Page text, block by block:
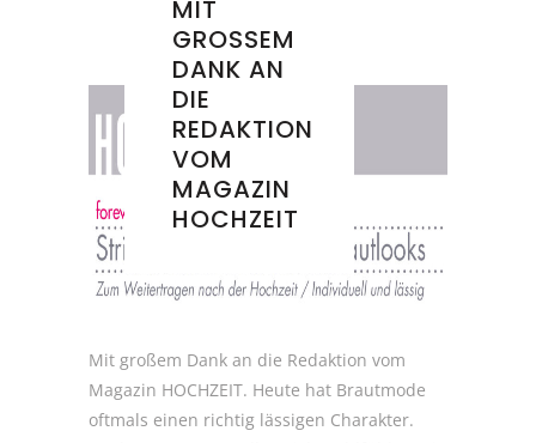
MIT
GROSSEM D
ANK AN D
IE R
EDAKTION V
OM M
AGAZIN H
OCHZEIT
Mit großem Dank an die Redaktion vom
Magazin HOCHZEIT. Heute hat Brautmode
oftmals einen richtig lässigen Charakter.